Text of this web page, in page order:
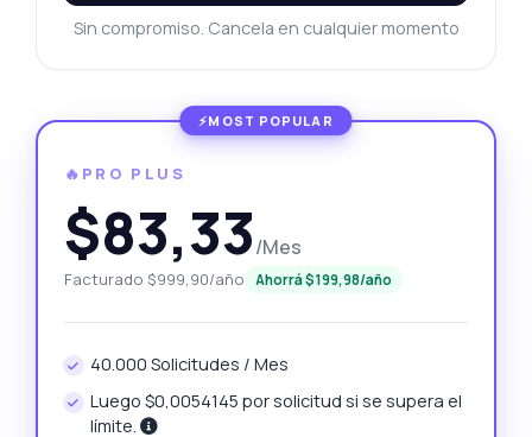
Sin compromiso. Cancela en cualquier momento
🔥PRO PLUS
$83,33/Mes
Facturado $999,90/año Ahorrá $199,98/año
40.000 Solicitudes / Mes
Luego $0,0054145 por solicitud si se supera el
límite.